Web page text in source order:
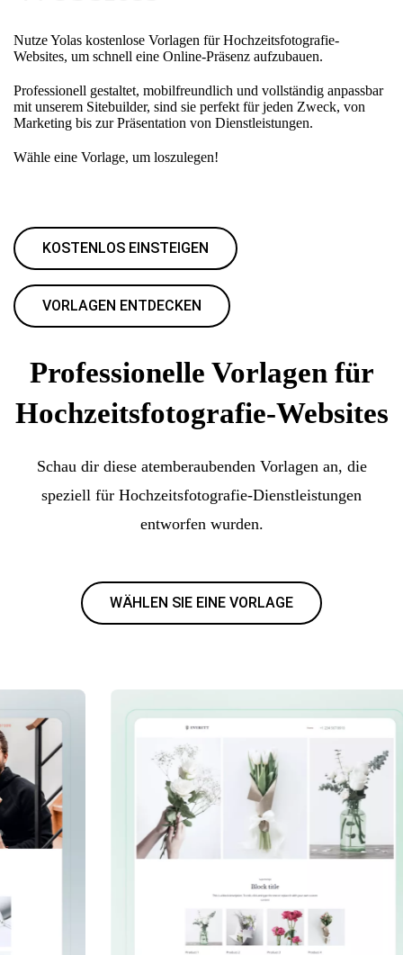
Nutze Yolas kostenlose Vorlagen für Hochzeitsfotografie-
Websites, um schnell eine Online-Präsenz aufzubauen.
Professionell gestaltet, mobilfreundlich und vollständig anpassbar
mit unserem Sitebuilder, sind sie perfekt für jeden Zweck, von
Marketing bis zur Präsentation von Dienstleistungen.
Wähle eine Vorlage, um loszulegen!
KOSTENLOS EINSTEIGEN
VORLAGEN ENTDECKEN
Professionelle Vorlagen für
Hochzeitsfotografie-Websites
Schau dir diese atemberaubenden Vorlagen an, die
speziell für Hochzeitsfotografie-Dienstleistungen
entworfen wurden.
WÄHLEN SIE EINE VORLAGE